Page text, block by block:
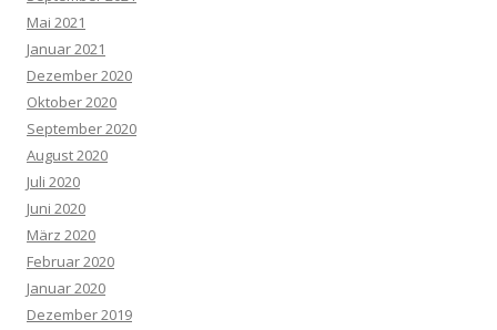
Mai 2021
Januar 2021
Dezember 2020
Oktober 2020
September 2020
August 2020
Juli 2020
Juni 2020
März 2020
Februar 2020
Januar 2020
Dezember 2019